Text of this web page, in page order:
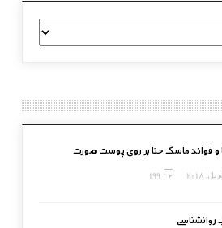
و فوائد ماسک حنا بر روی پوست صورت
199
روانشناسی